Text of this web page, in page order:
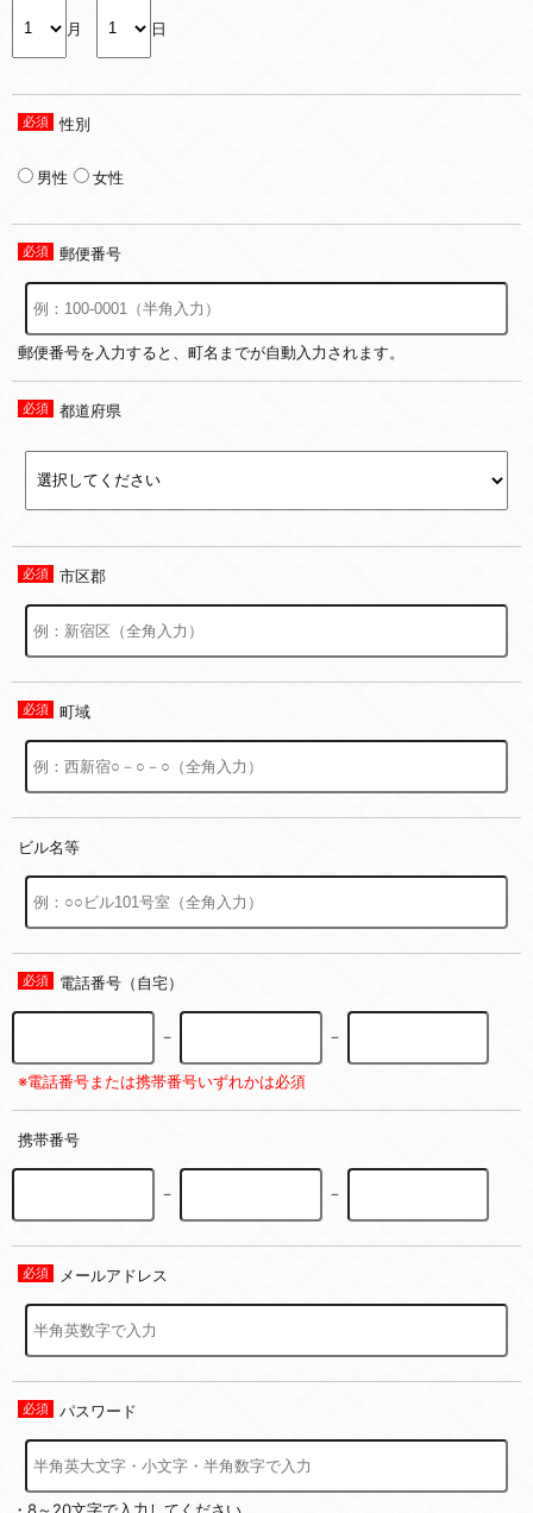
月 日
性別
男性 女性
郵便番号
郵便番号を入力すると、町名までが自動入力されます。
都道府県
市区郡
町域
ビル名等
電話番号（自宅）
－ －
※電話番号または携帯番号いずれかは必須
携帯番号
－ －
メールアドレス
パスワード
・8～20文字で入力してください。